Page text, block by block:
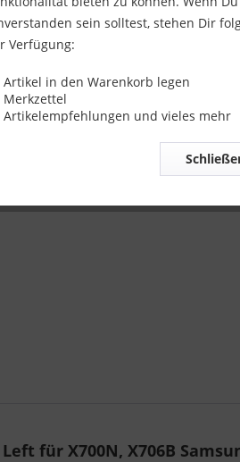
für X700N, X706B
sein solltest, stehen Dir
Verfügung:
Artikel in den Warenkorb legen
Merkzettel
Artikelempfehlungen und vieles mehr